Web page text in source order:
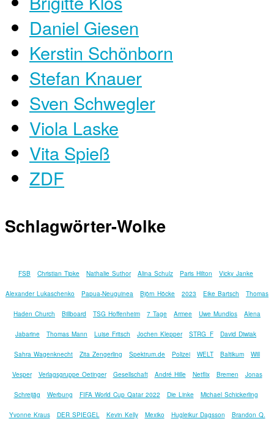
Daniel Giesen
Kerstin Schönborn
Stefan Knauer
Sven Schwegler
Viola Laske
Vita Spieß
ZDF
Schlagwörter-Wolke
FSB Christian Tipke Nathalie Suthor Alina Schulz Paris Hilton Vicky Janke
Alexander Lukaschenko Papua-Neuguinea Björn Höcke 2023 Eike Bartsch Thomas
Haden Church Billboard TSG Hoffenheim 7 Tage Armee Uwe Mundlos Alena
Jabarine Thomas Mann Luise Fritsch Jochen Klepper STRG_F David Diwiak
Sahra Wagenknecht Zita Zengerling Spektrum.de Polizei WELT Baltikum Will
Vesper Verlagsgruppe Oetinger Gesellschaft André Hille Netflix Bremen Jonas
Schreijäg Werbung FIFA World Cup Qatar 2022 Die Linke Michael Schickerling
Yvonne Kraus DER SPIEGEL Kevin Kelly Mexiko Hugleikur Dagsson Brandon Q.